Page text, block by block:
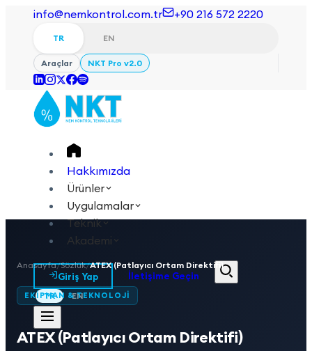
info@nemkontrol.com.tr +90 216 572 2220
TR EN
Araçlar NKT Pro v2.0
Hakkımızda
Ürünler
Uygulamalar
Teknik
Akademi
Giriş Yap İletişime Geçin
TR EN
Anasayfa/Sözlük/ATEX (Patlayıcı Ortam Direktifi)
EKIPMAN & TEKNOLOJI
ATEX (Patlayıcı Ortam Direktifi)